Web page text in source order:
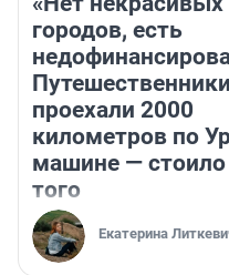
городов, есть
Путешественники
проехали 2000
километров по
машине — стоило
того
Екатерина